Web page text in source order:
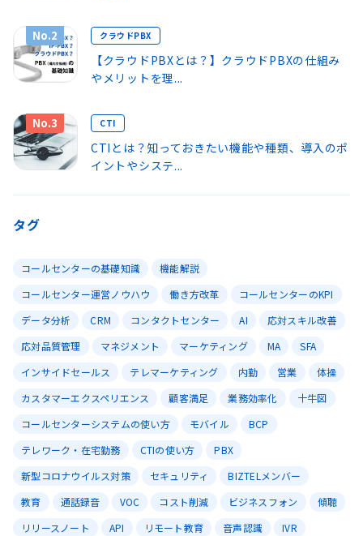
No.2 クラウドPBX
【クラウドPBXとは？】クラウドPBXの仕組み
やメリットを理...
No.3 CTI
CTIとは？知っておきたい機能や種類、導入のポ
イントやシステ...
タグ
コールセンターの基礎知識
機能解説
コールセンター運営ノウハウ
働き方改革
コールセンターのKPI
データ分析
CRM コンタクトセンター AI
応対スキル改善
応対品質管理
マネジメント マーケティング MA
SFA
インサイドセールス
テレマーケティング 内勤 営業
体操
カスタマーエクスペリエンス
顧客満足 業務効率化
十牛図
コールセンターシステムの使い方
モバイル
BCP
テレワーク・在宅勤務
CTIの使い方
PBX
新型コロナウイルス対策
セキュリティ
BIZTELメンバー
教育
通話録音 VOC コスト削減 ビジネスフォン
傾聴
リリースノート
API リモート教育 音声認識
IVR